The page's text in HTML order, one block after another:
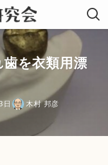
を衣類用漂
日 木村 邦彦